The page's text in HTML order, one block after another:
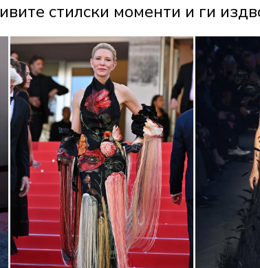
стилски моменти и ги